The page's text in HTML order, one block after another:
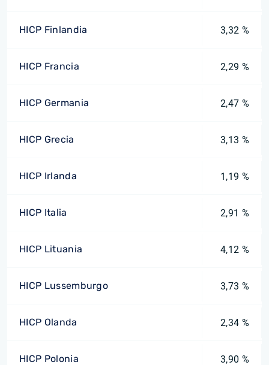
HICP Finlandia 3,32 %
HICP Francia 2,29 %
HICP Germania 2,47 %
HICP Grecia 3,13 %
HICP Irlanda 1,19 %
HICP Italia 2,91 %
HICP Lituania 4,12 %
HICP Lussemburgo 3,73 %
HICP Olanda 2,34 %
HICP Polonia 3,90 %